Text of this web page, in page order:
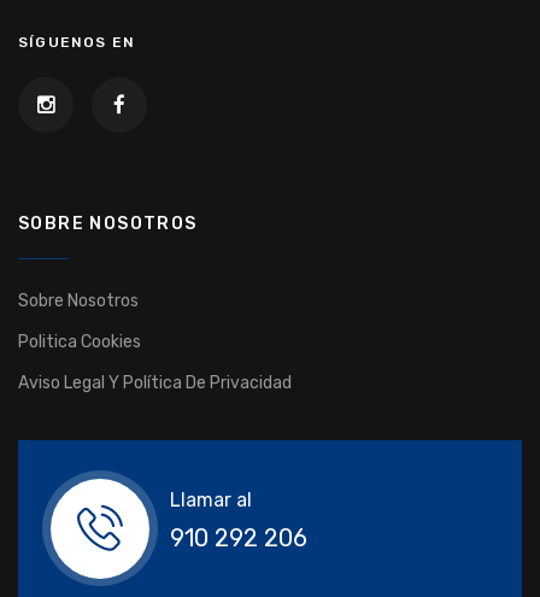
SÍGUENOS EN
SOBRE NOSOTROS
Sobre Nosotros
Politica Cookies
Aviso Legal Y Política De Privacidad
Llamar al
910 292 206